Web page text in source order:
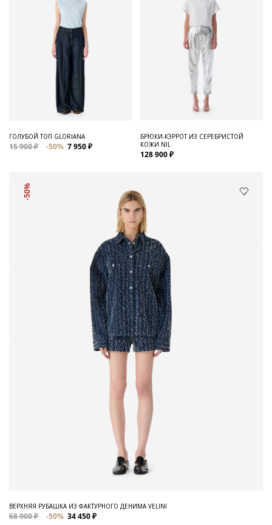
ГОЛУБОЙ ТОП GLORIANA
15 900 ₽ -50% 7 950 ₽
БРЮКИ-КЭРРОТ ИЗ СЕРЕБРИСТОЙ
КОЖИ NIL
128 900 ₽
-50%
ВЕРХНЯЯ РУБАШКА ИЗ ФАКТУРНОГО ДЕНИМА VELINI
68 900 ₽ -50% 34 450 ₽